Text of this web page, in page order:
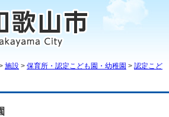
施設 > 保育所・認定こども園・幼稚園 > 認定こど